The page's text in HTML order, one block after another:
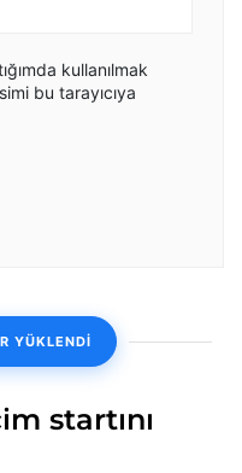
kullanılmak
bu tarayıcıya
YÜKLENDİ
startını